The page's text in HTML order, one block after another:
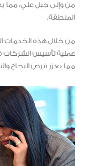
من وإلى جبل علي، مما
المنطقة.
من خلال هذه الخدمات
عملية تأسيس الشركات
مما يعزز فرص النجاح